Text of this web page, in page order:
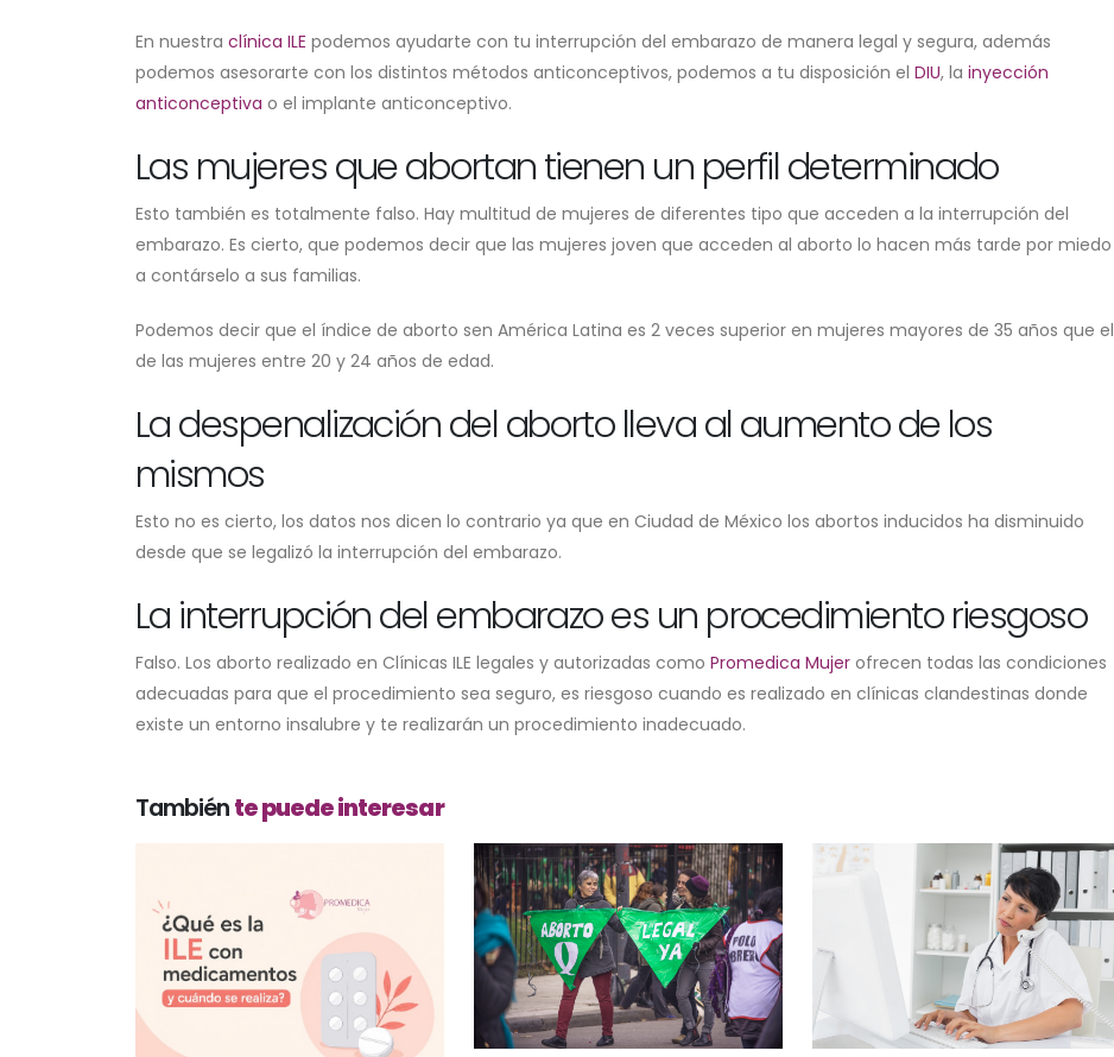
En nuestra clínica ILE podemos ayudarte con tu interrupción del embarazo de manera legal y segura, además
podemos asesorarte con los distintos métodos anticonceptivos, podemos a tu disposición el DIU, la inyección
anticonceptiva o el implante anticonceptivo.
Las mujeres que abortan tienen un perfil determinado
Esto también es totalmente falso. Hay multitud de mujeres de diferentes tipo que acceden a la interrupción del
embarazo. Es cierto, que podemos decir que las mujeres joven que acceden al aborto lo hacen más tarde por miedo
a contárselo a sus familias.
Podemos decir que el índice de aborto sen América Latina es 2 veces superior en mujeres mayores de 35 años que el
de las mujeres entre 20 y 24 años de edad.
La despenalización del aborto lleva al aumento de los
mismos
Esto no es cierto, los datos nos dicen lo contrario ya que en Ciudad de México los abortos inducidos ha disminuido
desde que se legalizó la interrupción del embarazo.
La interrupción del embarazo es un procedimiento riesgoso
Falso. Los aborto realizado en Clínicas ILE legales y autorizadas como Promedica Mujer ofrecen todas las condiciones
adecuadas para que el procedimiento sea seguro, es riesgoso cuando es realizado en clínicas clandestinas donde
existe un entorno insalubre y te realizarán un procedimiento inadecuado.
Tambiénte puede interesar